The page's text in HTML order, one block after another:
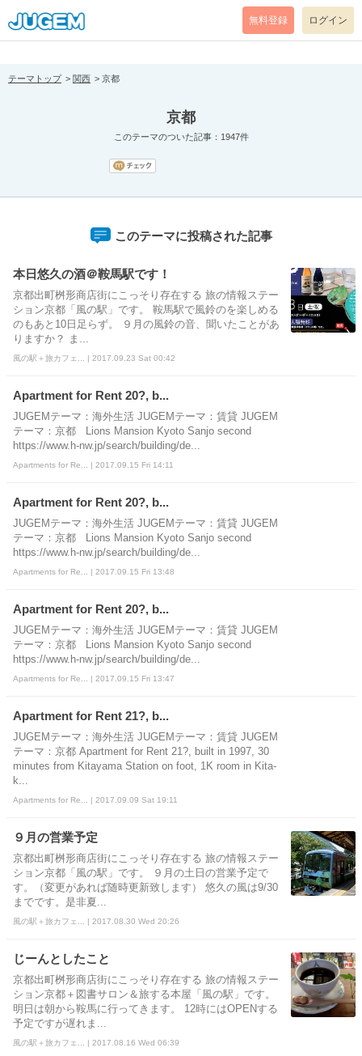
[pear_error: message="Success" code=0 mode=return level=notice
prefix="" info=""]
無料登録 ログイン
テーマトップ 関西 京都
京都
このテーマのついた記事：1947件
このテーマに投稿された記事
本日悠久の酒＠鞍馬駅です！
京都出町桝形商店街にこっそり存在する 旅の情報ステー
ション京都「風の駅」です。 鞍馬駅で風鈴のを楽しめる
のもあと10日足らず。 ９月の風鈴の音、聞いたことがあ
りますか？ ま...
風の駅＋旅カフェ... | 2017.09.23 Sat 00:42
Apartment for Rent 20?, b...
JUGEMテーマ：海外生活 JUGEMテーマ：賃貸 JUGEM
テーマ：京都 Lions Mansion Kyoto Sanjo second
https://www.h-nw.jp/search/building/de...
Apartments for Re... | 2017.09.15 Fri 14:11
Apartment for Rent 20?, b...
JUGEMテーマ：海外生活 JUGEMテーマ：賃貸 JUGEM
テーマ：京都 Lions Mansion Kyoto Sanjo second
https://www.h-nw.jp/search/building/de...
Apartments for Re... | 2017.09.15 Fri 13:48
Apartment for Rent 20?, b...
JUGEMテーマ：海外生活 JUGEMテーマ：賃貸 JUGEM
テーマ：京都 Lions Mansion Kyoto Sanjo second
https://www.h-nw.jp/search/building/de...
Apartments for Re... | 2017.09.15 Fri 13:47
Apartment for Rent 21?, b...
JUGEMテーマ：海外生活 JUGEMテーマ：賃貸 JUGEM
テーマ：京都 Apartment for Rent 21?, built in 1997, 30
minutes from Kitayama Station on foot, 1K room in Kita-
k...
Apartments for Re... | 2017.09.09 Sat 19:11
９月の営業予定
京都出町桝形商店街にこっそり存在する 旅の情報ステー
ション京都「風の駅」です。 ９月の土日の営業予定で
す。（変更があれば随時更新致します） 悠久の風は9/30
までです。是非夏...
風の駅＋旅カフェ... | 2017.08.30 Wed 20:26
じーんとしたこと
京都出町桝形商店街にこっそり存在する 旅の情報ステー
ション京都＋図書サロン＆旅する本屋「風の駅」です。
明日は朝から鞍馬に行ってきます。 12時にはOPENする
予定ですが遅れま...
風の駅＋旅カフェ... | 2017.08.16 Wed 06:39